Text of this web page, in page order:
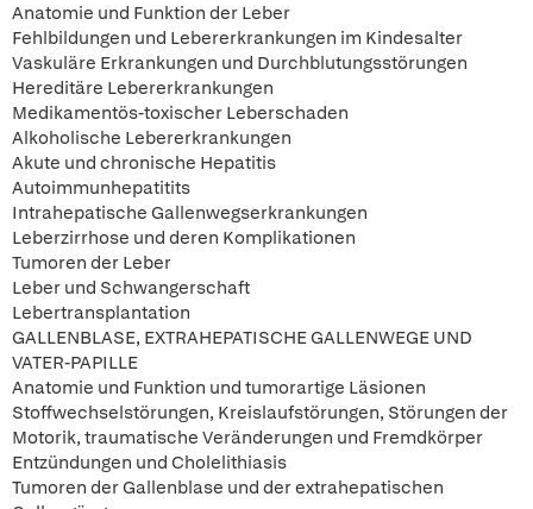
Anatomie und Funktion der Leber
Fehlbildungen und Lebererkrankungen im Kindesalter
Vaskuläre Erkrankungen und Durchblutungsstörungen
Hereditäre Lebererkrankungen
Medikamentös-toxischer Leberschaden
Alkoholische Lebererkrankungen
Akute und chronische Hepatitis
Autoimmunhepatitits
Intrahepatische Gallenwegserkrankungen
Leberzirrhose und deren Komplikationen
Tumoren der Leber
Leber und Schwangerschaft
Lebertransplantation
GALLENBLASE, EXTRAHEPATISCHE GALLENWEGE UND
VATER-PAPILLE
Anatomie und Funktion und tumorartige Läsionen
Stoffwechselstörungen, Kreislaufstörungen, Störungen der
Motorik, traumatische Veränderungen und Fremdkörper
Entzündungen und Cholelithiasis
Tumoren der Gallenblase und der extrahepatischen